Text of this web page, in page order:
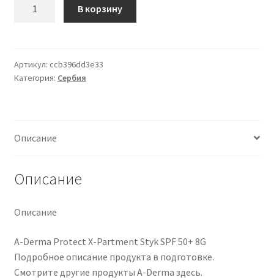
PROTECT
X-
50+
В корзину
Артикул: ccb396dd3e33
Категория: Сербия
Описание
Описание
Описание
A-Derma Protect X-Partment Styk SPF 50+ 8G
Подробное описание продукта в подготовке.
Смотрите другие продукты A-Derma здесь.